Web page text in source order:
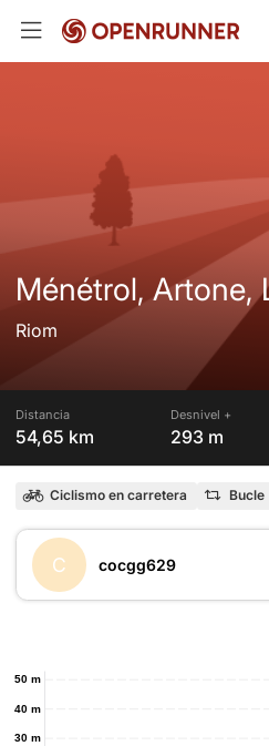
Ménétrol, Artone,
Riom
Distancia
54,65 km
Desnivel +
293 m
Ciclismo en carretera Bucle
C cocgg629
30 m
40 m
50 m